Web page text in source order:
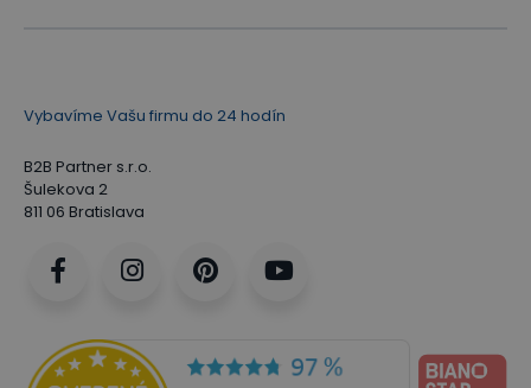
Vybavíme Vašu firmu do 24 hodín
B2B Partner s.r.o.
Šulekova 2
811 06 Bratislava